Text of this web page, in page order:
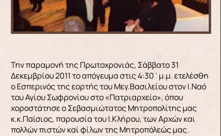
Την παραμονή της Πρωτοχρονιάς, Σάββατο 31
Δεκεμβρίου 2011 το απόγευμα στις 4:30΄μ.μ. ετελέσθη
ο Εσπερινός της εορτής του Μεγ.Βασιλείου στον Ι.Ναό
του Αγίου Σωφρονίου στο «Πατριαρχείο», όπου
χοροστάτησε ο Σεβασμιώτατος Μητροπολίτης μας
κ.κ.Παϊσιος, παρουσία του Ι.Κλήρου, των Αρχών και
πολλών πιστών καί φίλων της Μητροπόλεώς μας.